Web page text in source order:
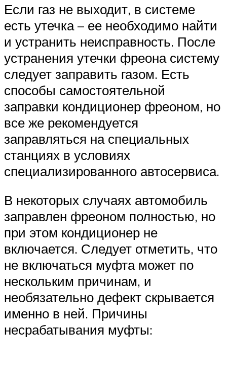
Если газ не выходит, в системе
есть утечка – ее необходимо найти
и устранить неисправность. После
устранения утечки фреона систему
следует заправить газом. Есть
способы самостоятельной
заправки кондиционер фреоном, но
все же рекомендуется
заправляться на специальных
станциях в условиях
специализированного автосервиса.
В некоторых случаях автомобиль
заправлен фреоном полностью, но
при этом кондиционер не
включается. Следует отметить, что
не включаться муфта может по
нескольким причинам, и
необязательно дефект скрывается
именно в ней. Причины
несрабатывания муфты: